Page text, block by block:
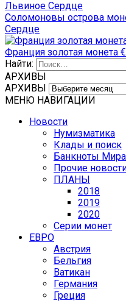
Соломоновы острова
Сердце
Франция золотая монета
Найти:
АРХИВЫ
АРХИВЫ
МЕНЮ НАВИГАЦИИ
Новости
Нумизматика
Клады и поиск
Банкноты Мира
Прочие
ПЛАНЫ
2018
2019
2020
Серии монет
ЕВРО
Австрия
Бельгия
Ватикан
Германия
Греция